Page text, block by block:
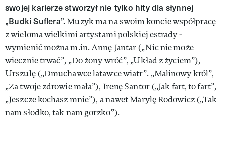
swojej karierze stworzył nie tylko hity dla słynnej
„Budki Suflera”.Muzyk ma na swoim koncie współpracę
z wieloma wielkimi artystami polskiej estrady -
wymienić można m.in. Annę Jantar („Nic nie może
wiecznie trwać”, „Do żony wróć”, „Układ z życiem”),
Urszulę („Dmuchawce latawce wiatr”. „Malinowy król”,
„Za twoje zdrowie mała”), Irenę Santor („Jak fart, to fart”,
„Jeszcze kochasz mnie”), a nawet Marylę Rodowicz („Tak
nam słodko, tak nam gorzko”).